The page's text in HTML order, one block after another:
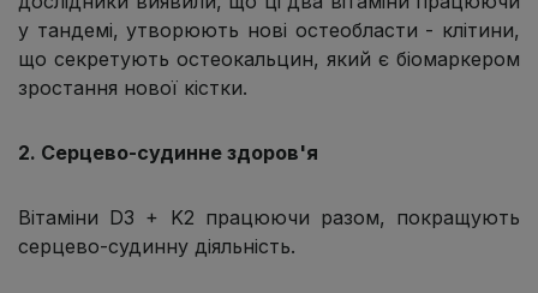
у тандемі, утворюють нові остеобласти - клітини,
що секретують остеокальцин, який є біомаркером
зростання нової кістки.
2. Серцево-судинне здоров'я
Вітаміни D3 + K2 працюючи разом, покращують
серцево-судинну діяльність.